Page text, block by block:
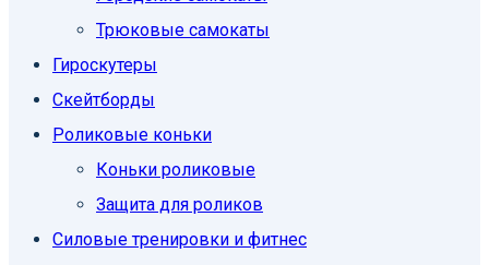
Трюковые самокаты
Гироскутеры
Скейтборды
Роликовые коньки
Коньки роликовые
Защита для роликов
Силовые тренировки и фитнес